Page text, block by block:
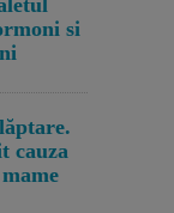
si
cauza